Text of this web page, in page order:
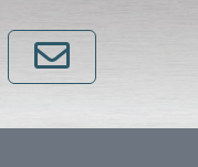
Напишите нам